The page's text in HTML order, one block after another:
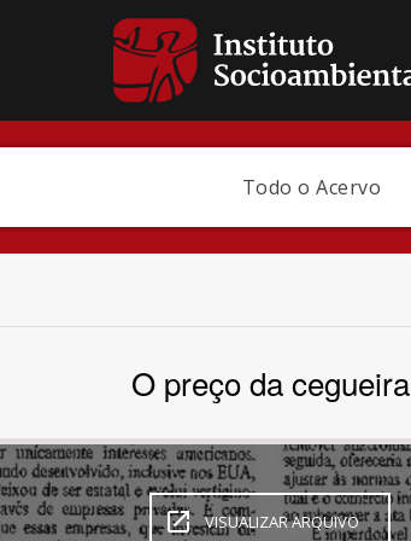
Todo o Acervo
Bioma / Bacia
Subtema
O preço da cegueira
VISUALIZAR ARQUIVO